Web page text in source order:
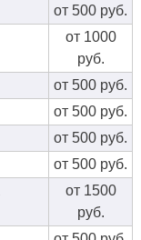
от 500 руб.
от 1000
руб.
от 500 руб.
от 500 руб.
от 500 руб.
от 500 руб.
от 1500
руб.